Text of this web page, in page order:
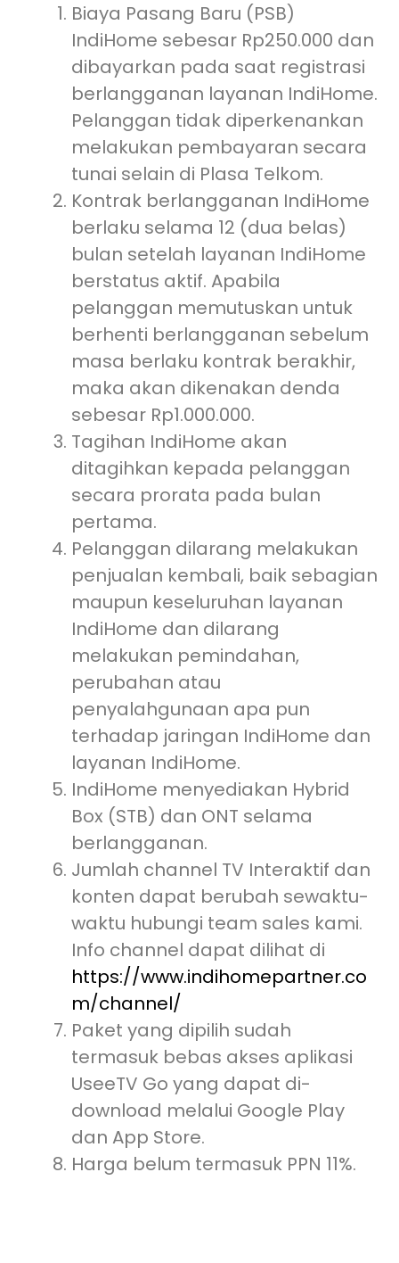
Biaya Pasang Baru (PSB)
IndiHome sebesar Rp250.000 dan
dibayarkan pada saat registrasi
berlangganan layanan IndiHome.
Pelanggan tidak diperkenankan
melakukan pembayaran secara
tunai selain di Plasa Telkom.
Kontrak berlangganan IndiHome
berlaku selama 12 (dua belas)
bulan setelah layanan IndiHome
berstatus aktif. Apabila
pelanggan memutuskan untuk
berhenti berlangganan sebelum
masa berlaku kontrak berakhir,
maka akan dikenakan denda
sebesar Rp1.000.000.
Tagihan IndiHome akan
ditagihkan kepada pelanggan
secara prorata pada bulan
pertama.
Pelanggan dilarang melakukan
penjualan kembali, baik sebagian
maupun keseluruhan layanan
IndiHome dan dilarang
melakukan pemindahan,
perubahan atau
penyalahgunaan apa pun
terhadap jaringan IndiHome dan
layanan IndiHome.
IndiHome menyediakan Hybrid
Box (STB) dan ONT selama
berlangganan.
Jumlah channel TV Interaktif dan
konten dapat berubah sewaktu-
waktu hubungi team sales kami.
Info channel dapat dilihat di
https://www.indihomepartner.co
m/channel/
Paket yang dipilih sudah
termasuk bebas akses aplikasi
UseeTV Go yang dapat di-
download melalui Google Play
dan App Store.
Harga belum termasuk PPN 11%.